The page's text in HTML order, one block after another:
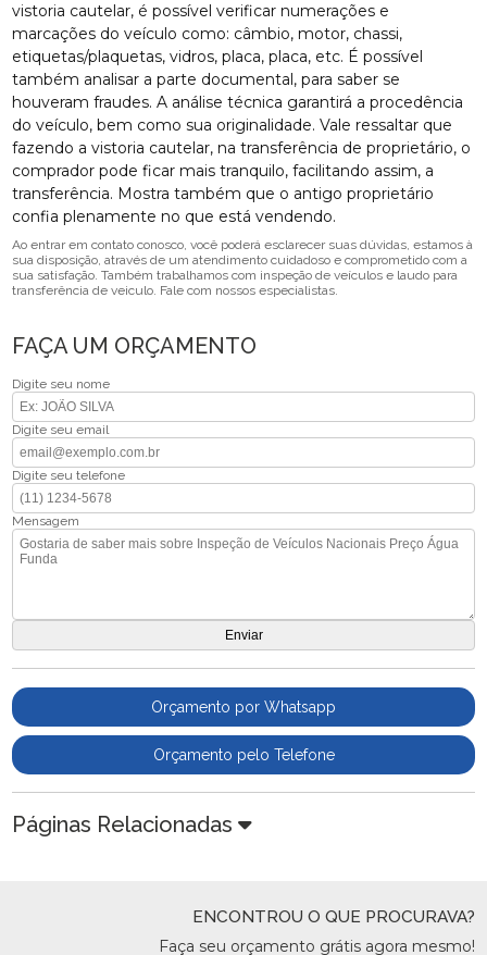
vistoria cautelar, é possível verificar numerações e
marcações do veículo como: câmbio, motor, chassi,
etiquetas/plaquetas, vidros, placa, placa, etc. É possível
também analisar a parte documental, para saber se
houveram fraudes. A análise técnica garantirá a procedência
do veículo, bem como sua originalidade. Vale ressaltar que
fazendo a vistoria cautelar, na transferência de proprietário, o
comprador pode ficar mais tranquilo, facilitando assim, a
transferência. Mostra também que o antigo proprietário
confia plenamente no que está vendendo.
Ao entrar em contato conosco, você poderá esclarecer suas dúvidas, estamos à
sua disposição, através de um atendimento cuidadoso e comprometido com a
sua satisfação. Também trabalhamos com inspeção de veículos e laudo para
transferência de veiculo. Fale com nossos especialistas.
FAÇA UM ORÇAMENTO
Digite seu nome
Digite seu email
Digite seu telefone
Mensagem
Orçamento por Whatsapp
Orçamento pelo Telefone
Páginas Relacionadas
ENCONTROU O QUE PROCURAVA?
Faça seu orçamento grátis agora mesmo!